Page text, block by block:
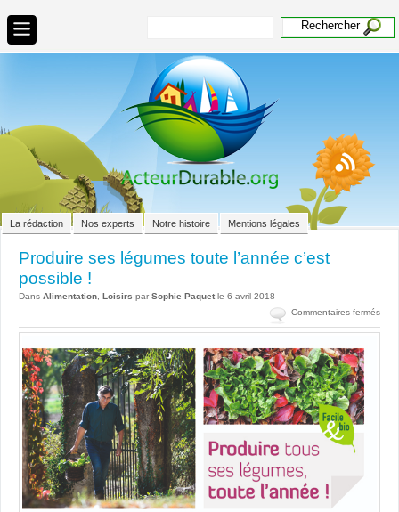
La rédaction Nos experts Notre histoire Mentions légales
Produire ses légumes toute l’année c’est
possible !
Dans Alimentation Loisirs par Sophie Paquet le 6 avril 2018
Commentaires ferméssur